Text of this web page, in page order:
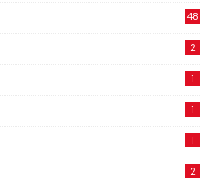
48
2
1
1
1
2